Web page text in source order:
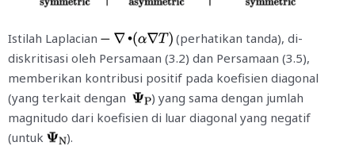
Istilah Laplacian
(perhatikan tanda), di-
diskritisasi oleh Persamaan (3.2) dan Persamaan (3.5),
memberikan kontribusi positif pada koefisien diagonal
(yang terkait dengan
) yang sama dengan jumlah
magnitudo dari koefisien di luar diagonal yang negatif
(untuk
).